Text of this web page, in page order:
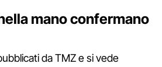
mano confermano
da TMZ e si vede